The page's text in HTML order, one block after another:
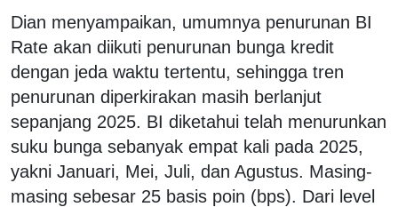
Dian menyampaikan, umumnya penurunan BI
Rate akan diikuti penurunan bunga kredit
dengan jeda waktu tertentu, sehingga tren
penurunan diperkirakan masih berlanjut
sepanjang 2025. BI diketahui telah menurunkan
suku bunga sebanyak empat kali pada 2025,
yakni Januari, Mei, Juli, dan Agustus. Masing-
masing sebesar 25 basis poin (bps). Dari level